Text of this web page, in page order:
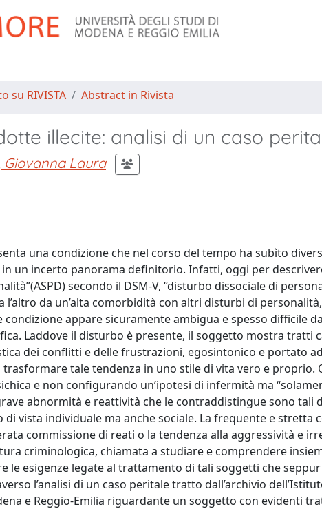
su RIVISTA Abstract in Rivista
illecite: analisi di un caso
Giovanna Laura
una condizione che nel corso del tempo ha subìto
un incerto panorama definitorio. Infatti, oggi per
secondo il DSM-V, “disturbo dissociale di
da un’alta comorbidità con altri disturbi di
appare sicuramente ambigua e spesso difficile
Laddove il disturbo è presente, il soggetto mostra tratti
dei conflitti e delle frustrazioni, egosintonico e portato
tale tendenza in uno stile di vita vero e
e non configurando un’ipotesi di infermità ma
abnormità e reattività che le contraddistingue sono
vista individuale ma anche sociale. La frequente e stretta
commissione di reati o la tendenza alla aggressività e
criminologica, chiamata a studiare e comprendere
le esigenze legate al trattamento di tali soggetti che
l’analisi di un caso peritale tratto dall’archivio
e Reggio-Emilia riguardante un soggetto con evidenti